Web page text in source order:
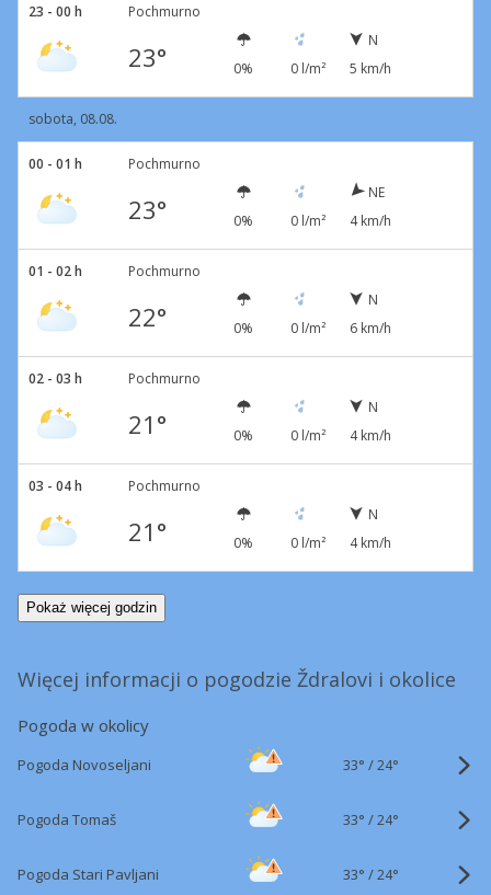
23 - 00 h Pochmurno
23° 0% 0 l/m²
N
5 km/h
sobota, 08.08.
00 - 01 h Pochmurno
23° 0% 0 l/m²
NE
4 km/h
01 - 02 h Pochmurno
22° 0% 0 l/m²
N
6 km/h
02 - 03 h Pochmurno
21° 0% 0 l/m²
N
4 km/h
03 - 04 h Pochmurno
21° 0% 0 l/m²
N
4 km/h
Pokaż więcej godzin
Więcej informacji o pogodzie Ždralovi i okolice
Pogoda w okolicy
Pogoda Novoseljani 33° /24°
Pogoda Tomaš 33° /24°
Pogoda Stari Pavljani 33° /24°